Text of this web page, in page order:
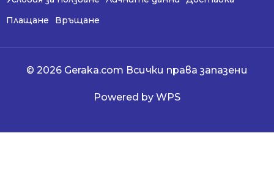
Плащане
Връщане
© 2026 Geraka.com Всички права запазени
Powered by WPS